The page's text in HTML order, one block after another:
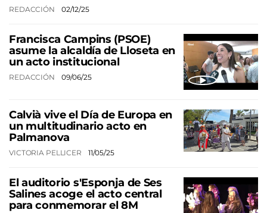
REDACCIÓN 02/12/25
Francisca Campins (PSOE)
asume la alcaldía de Lloseta en
un acto institucional
REDACCIÓN 09/06/25
Calvià vive el Día de Europa en
un multitudinario acto en
Palmanova
VICTORIA PELLICER 11/05/25
El auditorio s'Esponja de Ses
Salines acoge el acto central
para conmemorar el 8M